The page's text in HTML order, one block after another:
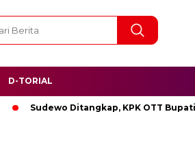
D-TORIAL
Sudewo Ditangkap, KPK OTT Bupati Pati